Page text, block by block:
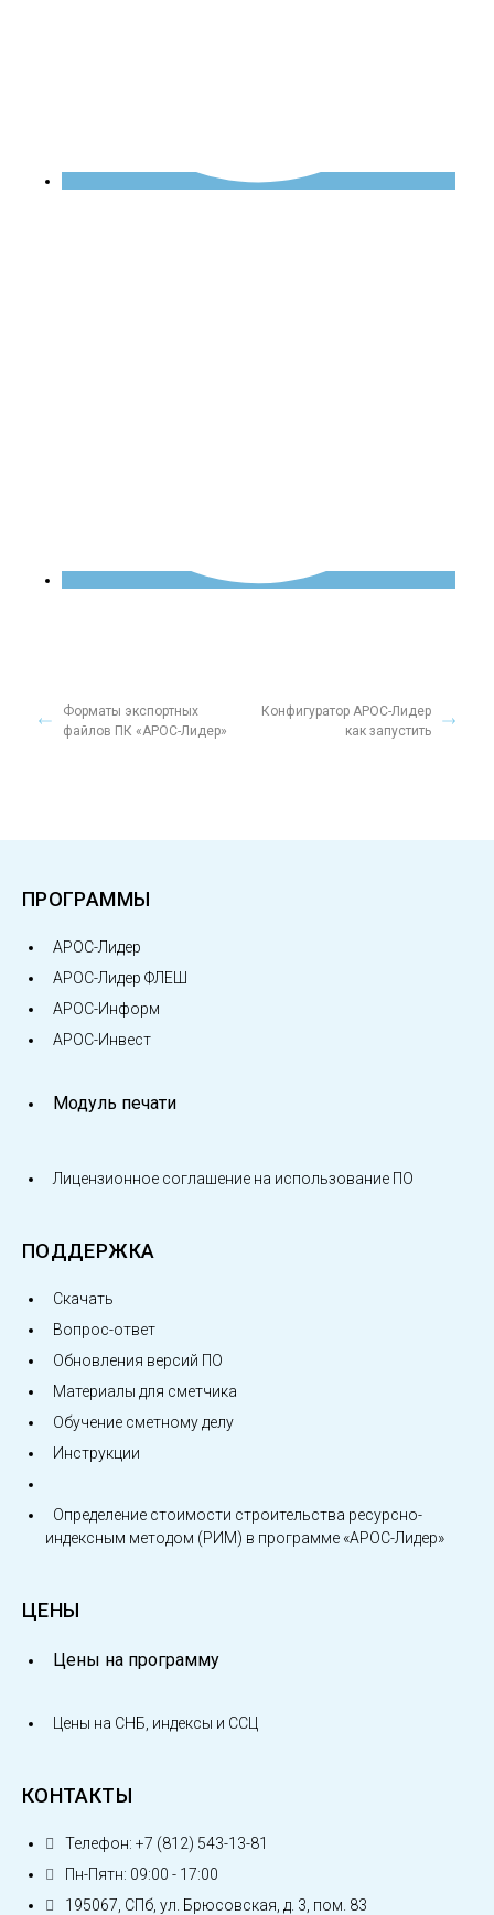
Форматы экспортных
файлов ПК «АРОС-Лидер»
Конфигуратор АРОС-Лидер
как запустить
ПРОГРАММЫ
АРОС-Лидер
АРОС-Лидер ФЛЕШ
АРОС-Информ
АРОС-Инвест
Модуль печати
Лицензионное соглашение на использование ПО
ПОДДЕРЖКА
Скачать
Вопрос-ответ
Обновления версий ПО
Материалы для сметчика
Обучение сметному делу
Инструкции
Определение стоимости строительства ресурсно-
индексным методом (РИМ) в программе «АРОС-Лидер»
ЦЕНЫ
Цены на программу
Цены на СНБ, индексы и ССЦ
КОНТАКТЫ
Телефон: +7 (812) 543-13-81
Пн-Пятн: 09:00 - 17:00
195067, СПб, ул. Брюсовская, д. 3, пом. 83